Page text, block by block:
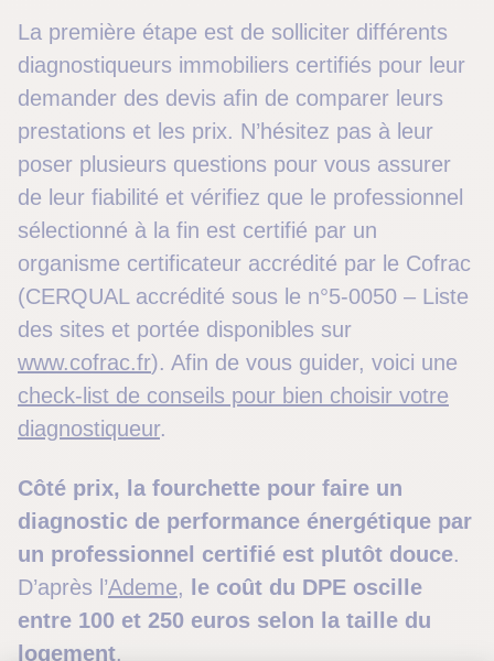
La première étape est de solliciter différents
diagnostiqueurs immobiliers certifiés pour leur
demander des devis afin de comparer leurs
prestations et les prix. N’hésitez pas à leur
poser plusieurs questions pour vous assurer
de leur fiabilité et vérifiez que le professionnel
sélectionné à la fin est certifié par un
organisme certificateur accrédité par le Cofrac
(CERQUAL accrédité sous le n°5-0050 – Liste
des sites et portée disponibles sur
www.cofrac.fr). Afin de vous guider, voici une
check-list de conseils pour bien choisir votre
diagnostiqueur.
Côté prix,
la fourchette pour faire un
diagnostic de performance énergétique par
un professionnel certifié est plutôt douce.
D’après l’Ademe,
le coût du DPE oscille
entre 100 et 250 euros selon la taille du
logement.